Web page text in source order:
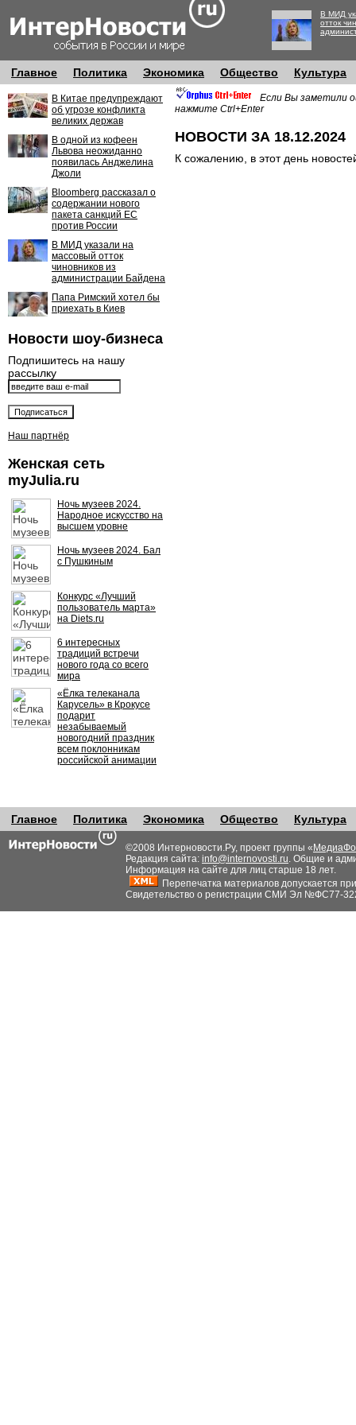
В МИД
отток
Главное Политика Экономика Общество Культура
В Китае предупреждают
об угрозе конфликта
великих держав
В одной из кофеен
Львова неожиданно
появилась Анджелина
Джоли
Bloomberg рассказал о
содержании нового
пакета санкций ЕС
против России
В МИД указали на
массовый отток
чиновников из
администрации Байдена
Папа Римский хотел бы
приехать в Киев
Новости шоу-бизнеса
Подпишитесь на нашу
рассылку
Наш партнёр
Женская сеть
myJulia.ru
Ночь музеев 2024.
Народное искусство на
высшем уровне
Ночь музеев 2024. Бал
с Пушкиным
Конкурс «Лучший
пользователь марта»
на Diets.ru
6 интересных
традиций встречи
нового года со всего
мира
«Ёлка телеканала
Карусель» в Крокусе
подарит
незабываемый
новогодний праздник
всем поклонникам
российской анимации
Если Вы заметили
нажмите Ctrl+Enter
НОВОСТИ ЗА 18.12.2024
К сожалению, в этот день
Главное Политика Экономика Общество Культура
©2008 Интерновости.Ру, проект группы «
Редакция сайта: info@internovosti.ru. Общие и
Информация на сайте для лиц старше 18 лет.
Перепечатка материалов допускается
Свидетельство о регистрации СМИ Эл №ФС77-